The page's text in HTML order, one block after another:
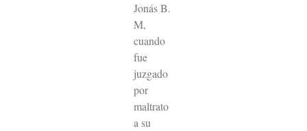
Jonás B.
M,
cuando
fue
juzgado
por
maltrato
a su